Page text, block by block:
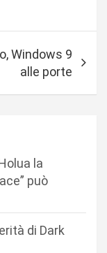
Windows 9
alle porte
la
può
di Dark